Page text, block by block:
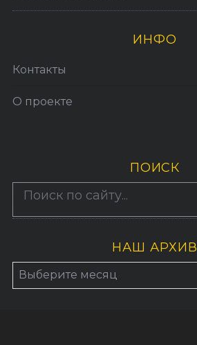
ИНФО
Контакты
О проекте
ПОИСК
По авторам
НАШ АРХИВ